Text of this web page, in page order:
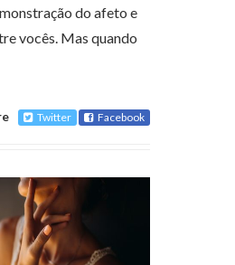
do afeto e
vocês. Mas quando
Twitter Facebook